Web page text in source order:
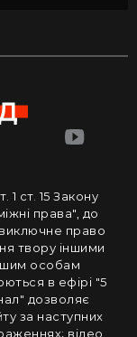
ст. 15 Закону
права", до
право
твору iншими
особам
в ефipi "5
дозволяє
за наступних
вiдео